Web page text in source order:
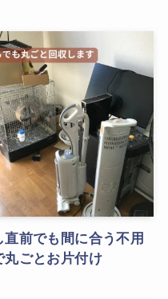
直前でも間に合う不用
丸ごとお片付け